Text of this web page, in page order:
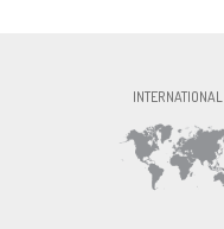
INTERNATIONAL